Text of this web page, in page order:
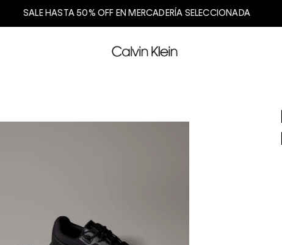
SALE HASTA 50% OFF EN MERCADERÍA SELECCIONADA